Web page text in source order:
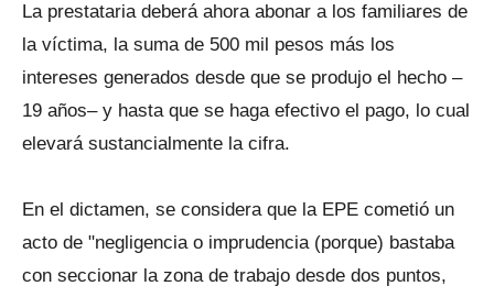
La prestataria deberá ahora abonar a los familiares de
la víctima, la suma de 500 mil pesos más los
intereses generados desde que se produjo el hecho –
19 años– y hasta que se haga efectivo el pago, lo cual
elevará sustancialmente la cifra.
En el dictamen, se considera que la EPE cometió un
acto de "negligencia o imprudencia (porque) bastaba
con seccionar la zona de trabajo desde dos puntos,